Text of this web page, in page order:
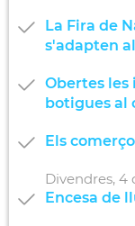
La Fira de
s'adapten
Obertes
botigues al
Els
Divendres, 4
Encesa de